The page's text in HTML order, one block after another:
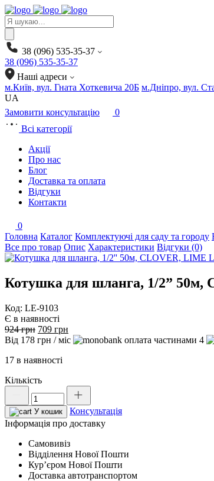
Products
search
38 (096) 535-35-37
38 (096) 535-35-37
Наші адреси
м.Київ, вул. Гната Хоткевича 20Б м.Дніпро, вул.
UA
Замовити консультацію
0
Всі категорії
Акції
Про нас
Блог
Доставка та оплата
Відгуки
Контакти
0
Головна Каталог Комплектуючі для саду та городу
Все про товар Опис Характеристики Відгуки (0)
Котушка для шланга, 1/2”
Код: LE-9103
Є в наявності
924грн Оригінальна
ціна:
709 грн
ціна:
Від 178 грн / міс 4
17 в наявності
Кількість
для
шланга,
1/2''
CLOVER,
LIME
LINE,
LE-
У кошик
Консультація
Інформація про доставку
Самовивіз
Відділення Нової Пошти
Курʼєром Нової Пошти
Доставка автотранспортом